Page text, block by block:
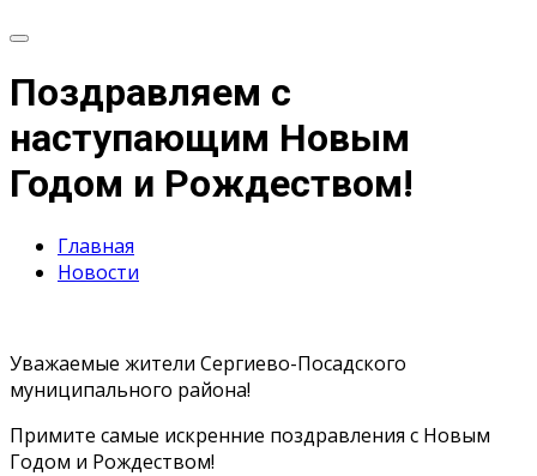
Поздравляем с
наступающим Новым
Годом и Рождеством!
Главная
Новости
Уважаемые жители Сергиево-Посадского
муниципального района!
Примите самые искренние поздравления с Новым
Годом и Рождеством!